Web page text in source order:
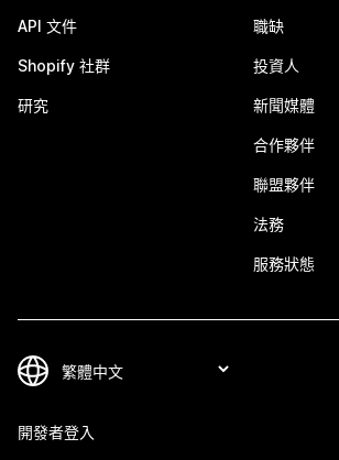
API 文件
Shopify 社群
研究
職缺
投資人
新聞媒體
合作夥伴
聯盟夥伴
法務
服務狀態
開發者登入